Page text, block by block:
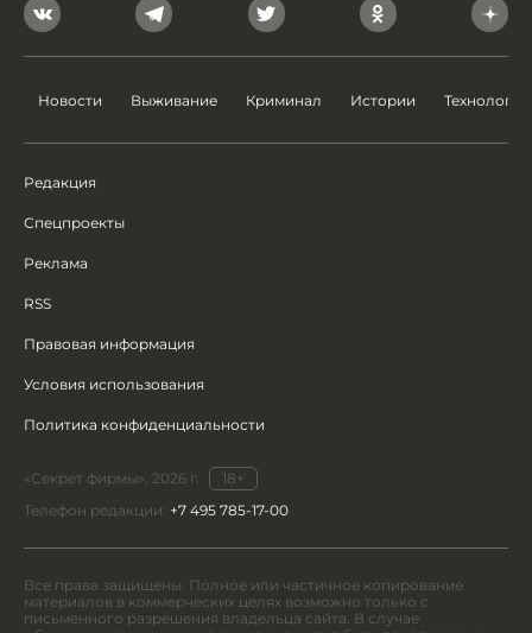
Новости Выживание Криминал Истории Технологии
Редакция
Спецпроекты
Реклама
RSS
Правовая информация
Условия использования
Политика конфиденциальности
«Секрет фирмы», 2026 г.
18+
Телефон редакции: +7 495 785-17-00
Все права защищены. Полное или частичное копирование
материалов в коммерческих целях возможно только с
письменного разрешения владельца сайта. В случае